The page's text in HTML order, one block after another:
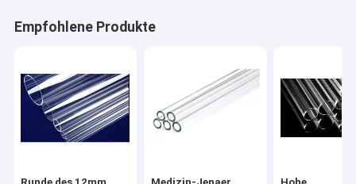
Empfohlene Produkte